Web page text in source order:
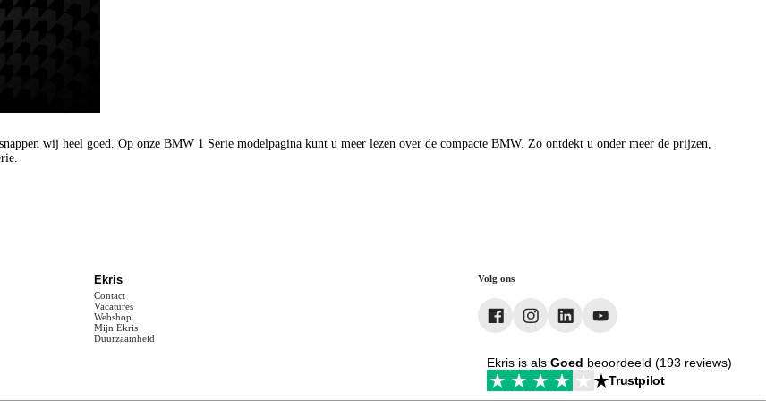
wij heel goed. Op onze BMW 1 Serie modelpagina kunt u meer lezen over de compacte BMW. Zo ontdekt u onder meer de prijzen,
Ekris
Contact
Vacatures
Webshop
Mijn Ekris
Duurzaamheid
Volg ons
Ekris is alsGoed beoordeeld (193 reviews)
Trustpilot